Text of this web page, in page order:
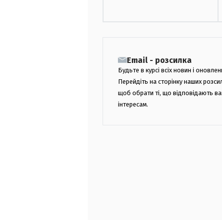
Email - розсилка
Будьте в курсі всіх новин і
Перейдіть на сторінку наших
щоб обрати ті, що відповідають
інтересам.